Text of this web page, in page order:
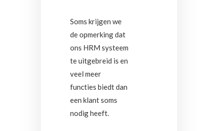
Soms krijgen we
de opmerking dat
ons HRM systeem
te uitgebreid is en
veel meer
functies biedt dan
een klant soms
nodig heeft.